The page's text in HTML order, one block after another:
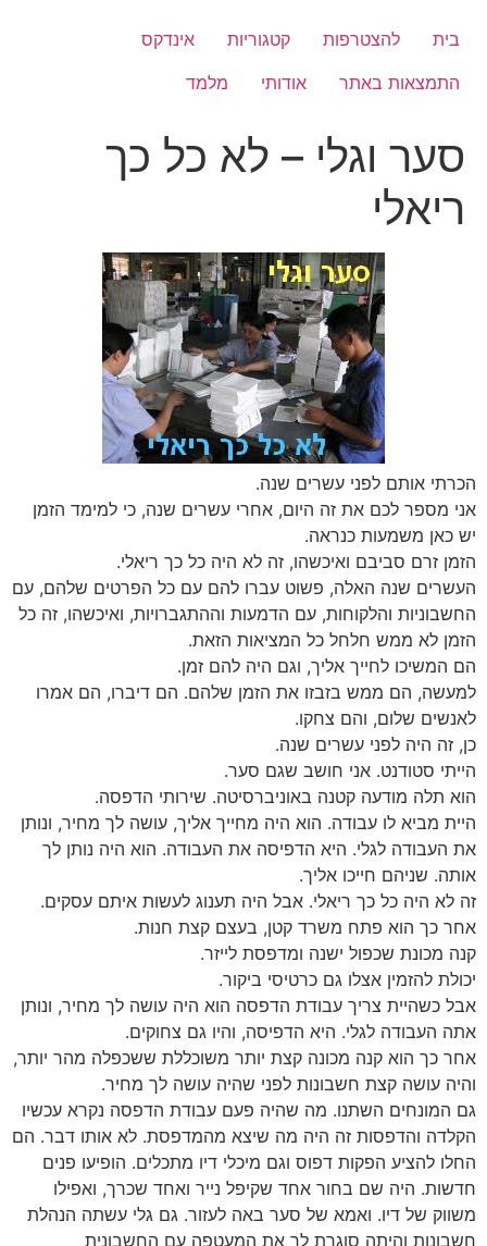
לתוכןבית להצטרפות קטגוריות
אינדקס
התמצאות באתר
אודותי מלמד
סער וגלי – לא כל כך
ריאלי
הכרתי אותם לפני עשרים שנה.
אני מספר לכם את זה היום, אחרי עשרים שנה, כי למימד הזמן
יש כאן משמעות כנראה.
הזמן זרם סביבם ואיכשהו, זה לא היה כל כך ריאלי.
העשרים שנה האלה, פשוט עברו להם עם כל הפרטים שלהם, עם
החשבוניות והלקוחות, עם הדמעות וההתגברויות, ואיכשהו, זה כל
הזמן לא ממש חלחל כל המציאות הזאת.
הם המשיכו לחייך אליך, וגם היה להם זמן.
למעשה, הם ממש בזבזו את הזמן שלהם. הם דיברו, הם אמרו
לאנשים שלום, והם צחקו.
כן, זה היה לפני עשרים שנה.
הייתי סטודנט. אני חושב שגם סער.
הוא תלה מודעה קטנה באוניברסיטה. שירותי הדפסה.
היית מביא לו עבודה. הוא היה מחייך אליך, עושה לך מחיר, ונותן
את העבודה לגלי. היא הדפיסה את העבודה. הוא היה נותן לך
אותה. שניהם חייכו אליך.
זה לא היה כל כך ריאלי. אבל היה תענוג לעשות איתם עסקים.
אחר כך הוא פתח משרד קטן, בעצם קצת חנות.
קנה מכונת שכפול ישנה ומדפסת לייזר.
יכולת להזמין אצלו גם כרטיסי ביקור.
אבל כשהיית צריך עבודת הדפסה הוא היה עושה לך מחיר, ונותן
אתה העבודה לגלי. היא הדפיסה, והיו גם צחוקים.
אחר כך הוא קנה מכונה קצת יותר משוכללת ששכפלה מהר יותר,
והיה עושה קצת חשבונות לפני שהיה עושה לך מחיר.
גם המונחים השתנו. מה שהיה פעם עבודת הדפסה נקרא עכשיו
הקלדה והדפסות זה היה מה שיצא מהמדפסת. לא אותו דבר. הם
החלו להציע הפקות דפוס וגם מיכלי דיו מתכלים. הופיעו פנים
חדשות. היה שם בחור אחד שקיפל נייר ואחד שכרך, ואפילו
משווק של דיו. ואמא של סער באה לעזור. גם גלי עשתה הנהלת
חשבונות והיתה סוגרת לך את המעטפה עם החשבונית